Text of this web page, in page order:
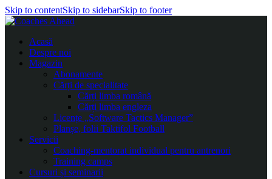
Skip to contentSkip to sidebarSkip to footer
Acasă
Despre noi
Magazin
Abonamente
Cărți de specialitate
Cărți limba română
Cărți limba engleza
Licențe „Software Tactics Manager”
Planșe, folii Taktifol Football
Servicii
Coaching-mentorat individual pentru antrenori
Training camps
Cursuri și seminarii